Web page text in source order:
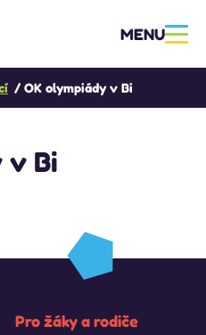
MENU
OK olympiády v Bi
v Bi
Pro žáky a rodiče